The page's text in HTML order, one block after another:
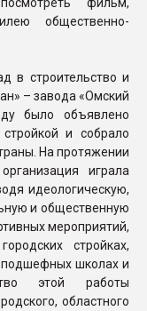
общественно-
в строительство и
– завода «Омский
было объявлено
и собрало
На протяжении
играла
идеологическую,
и общественную
мероприятий,
стройках,
школах и
этой работы
областного